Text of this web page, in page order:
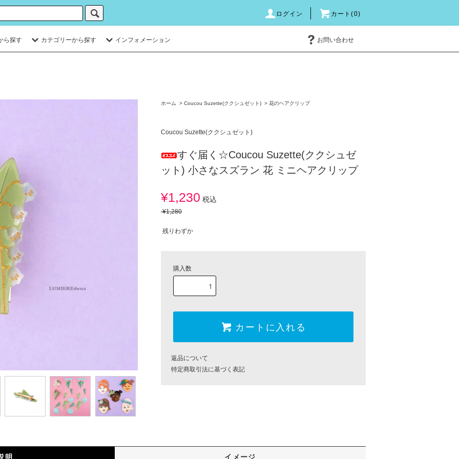
ログイン カート(0)
ら探す カテゴリーから探す インフォメーション お問い合わせ
ホーム > Coucou Suzette(ククシュゼット) > 花のヘアクリップ
Coucou Suzette(ククシュゼット)
すぐ届く☆Coucou Suzette(ククシュゼ
ット) 小さなスズラン 花 ミニヘアクリップ
¥1,230 税込
¥1,280
残りわずか
購入数
カートに入れる
返品について
特定商取引法に基づく表記
明 イメージ